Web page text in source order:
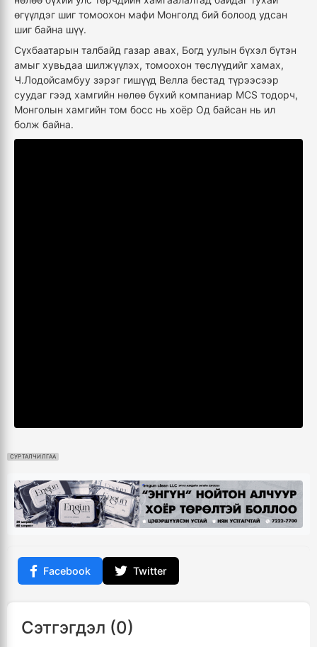
өгүүлдэг шиг томоохон мафи Монголд бий болоод удсан
шиг байна шүү.
Сүхбаатарын талбайд газар авах, Богд уулын бүхэл бүтэн
амыг хувьдаа шилжүүлэх, томоохон төслүүдийг хамах,
Ч.Лодойсамбуу зэрэг гишүүд Велла бестад түрээсээр
суудаг гээд хамгийн нөлөө бүхий компаниар MCS тодорч,
Монголын хамгийн том босс нь хоёр Од байсан нь ил
болж байна.
СУРТАЛЧИЛГАА
Facebook Twitter
Сэтгэгдэл (0)